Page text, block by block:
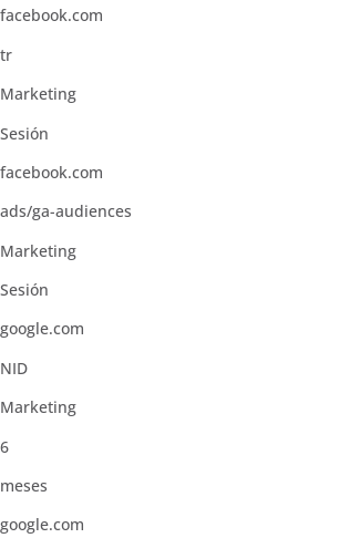
facebook.com
tr
Marketing
Sesión
facebook.com
ads/ga-audiences
Marketing
Sesión
google.com
NID
Marketing
6
meses
google.com